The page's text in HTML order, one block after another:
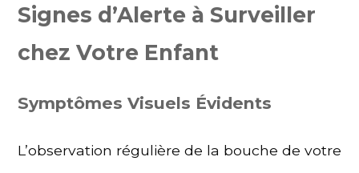
Signes d’Alerte à Surveiller
chez Votre Enfant
Symptômes Visuels Évidents
L’observation régulière de la bouche de votre